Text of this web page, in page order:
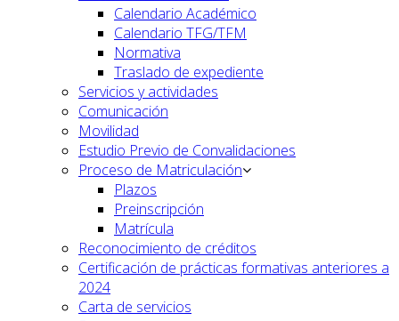
Calendario Académico
Calendario TFG/TFM
Normativa
Traslado de expediente
Servicios y actividades
Comunicación
Movilidad
Estudio Previo de Convalidaciones
Proceso de Matriculación
Plazos
Preinscripción
Matrícula
Reconocimiento de créditos
Certificación de prácticas formativas anteriores a
2024
Carta de servicios